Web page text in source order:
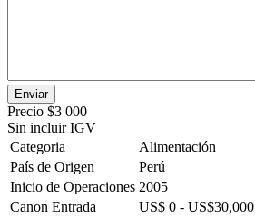
Precio $3 000
Sin incluir IGV
Categoria
Alimentación
País de Origen
Perú
Inicio de Operaciones 2005
Canon Entrada
US$ 0 - US$30,000